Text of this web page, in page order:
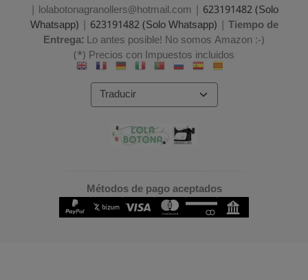
| lolabotonagranollers@hotmail.com | 623191482 (Solo
Whatsapp) | 623191482 (Solo Whatsapp) | Tiempo de
Entrega:Lo antes posible! No somos Amazon :-)
(*) Precios con Impuestos incluidos
Métodos de pago aceptados